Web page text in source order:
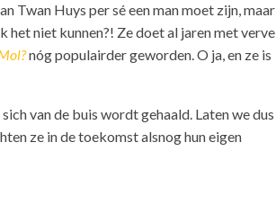
Twan Huys per sé een man moet zijn, maar
niet kunnen?! Ze doet al jaren met verve
nóg populairder geworden. O ja, en ze is
van de buis wordt gehaald. Laten we dus
ze in de toekomst alsnog hun eigen